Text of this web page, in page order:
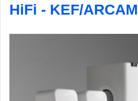
HiFi - KEF/ARCAM